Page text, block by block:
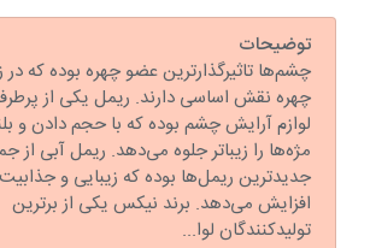
توضیحات
چشم‌ها تاثیرگذارترین عضو چهره بوده که در
چهره نقش اساسی دارند. ریمل یکی از
لوازم آرایش چشم بوده که با حجم دادن و
مژه‌ها را زیباتر جلوه می‌دهد. ریمل آبی از
جدیدترین ریمل‌ها بوده که زیبایی و
افزایش می‌دهد. برند نیکس یکی از برترین
تولیدکنندگان لوا...